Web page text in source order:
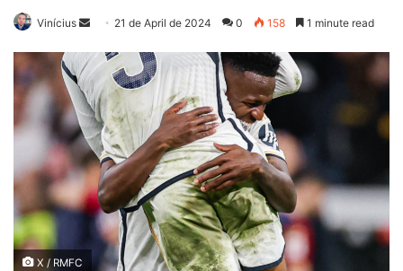
Vinícius
Send
email
21 de April de 2024 0 158 1 minute read
X / RMFC